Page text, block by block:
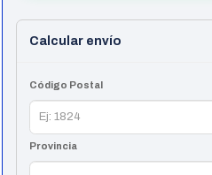
Calcular envío
Código Postal
Provincia